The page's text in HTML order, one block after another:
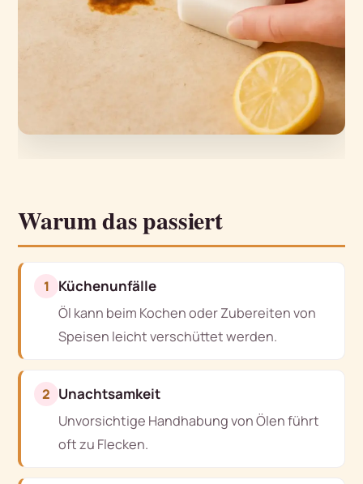
Warum das passiert
1 Küchenunfälle
Öl kann beim Kochen oder Zubereiten von
Speisen leicht verschüttet werden.
2 Unachtsamkeit
Unvorsichtige Handhabung von Ölen führt
oft zu Flecken.